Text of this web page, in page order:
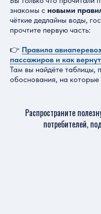
знакомы с новыми
чёткие дедлайны воды,
прочтите первую часть:
👉 Правила
пассажиров и как
Там вы найдёте таблицы,
обоснования, на которые
Распространите
потребителей,